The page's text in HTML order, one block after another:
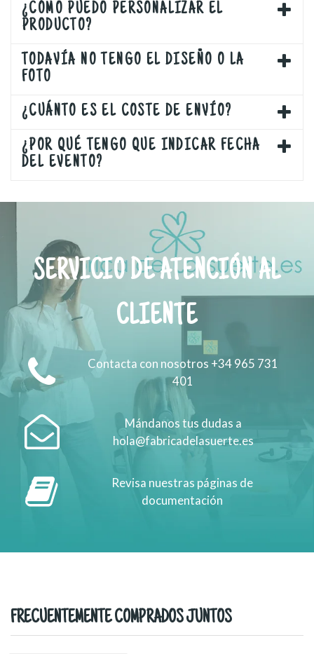
¿CÓMO PUEDO PERSONALIZAR EL
PRODUCTO?
TODAVÍA NO TENGO EL DISEÑO O LA
FOTO
¿CUÁNTO ES EL COSTE DE ENVÍO?
¿POR QUÉ TENGO QUE INDICAR FECHA
DEL EVENTO?
SERVICIO DE ATENCIÓN AL
CLIENTE
Contacta con nosotros +34 965 731
401
Mándanos tus dudas a
hola@fabricadelasuerte.es
Revisa nuestras páginas de
documentación
FRECUENTEMENTE COMPRADOS JUNTOS